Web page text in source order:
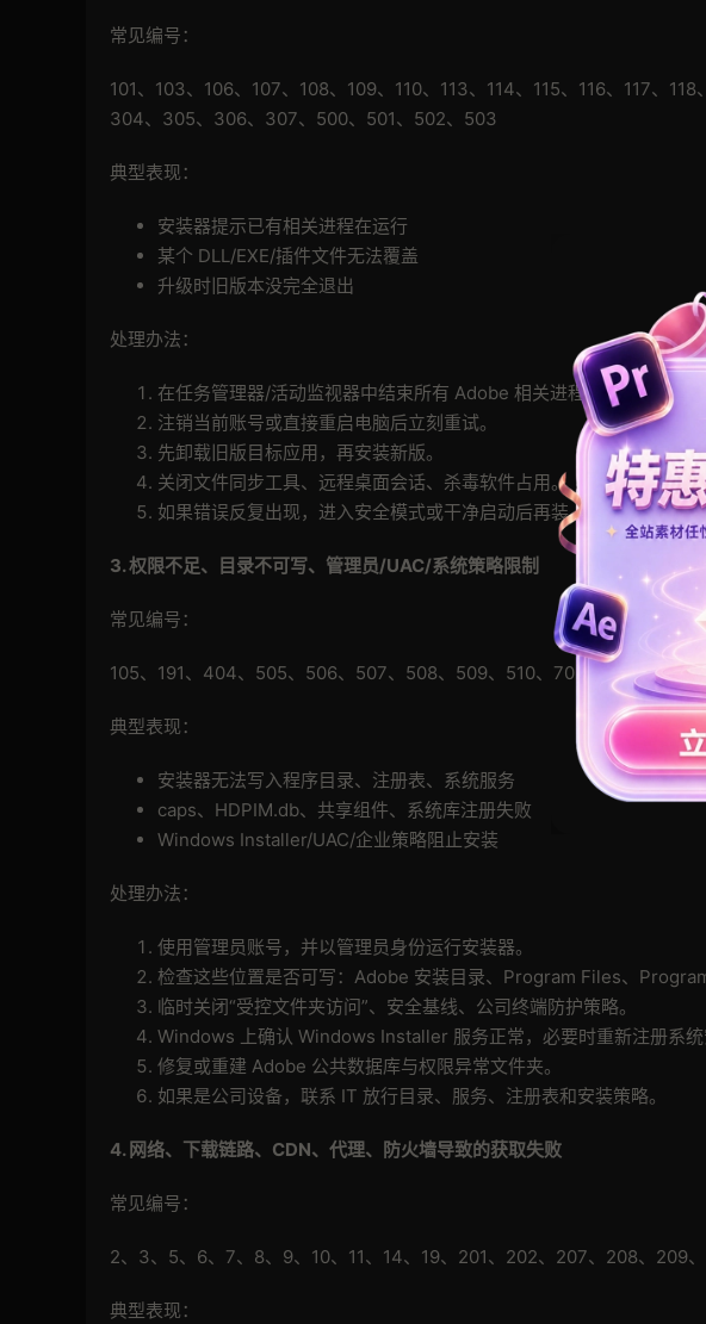
常见编号：
101、103、106、107、108、109、110、113、114、115、116、117、
304、305、306、307、500、501、502、503
典型表现：
安装器提示已有相关进程在运行
某个 DLL/EXE/插件文件无法覆盖
升级时旧版本没完全退出
处理办法：
在任务管理器/活动监视器中结束所有 Adobe 相关进程。
注销当前账号或直接重启电脑后立刻重试。
先卸载旧版目标应用，再安装新版。
关闭文件同步工具、远程桌面会话、杀毒软件占用。
如果错误反复出现，进入安全模式或干净启动后再装。
3.权限不足、目录不可写、管理员/UAC/系统策略限制
常见编号：
105、191、404、505、506、507、508、509、510、702、708、713
典型表现：
安装器无法写入程序目录、注册表、系统服务
caps、HDPIM.db、共享组件、系统库注册失败
Windows Installer/UAC/企业策略阻止安装
处理办法：
使用管理员账号，并以管理员身份运行安装器。
检查这些位置是否可写：Adobe 安装目录、Program Files、
临时关闭“受控文件夹访问”、安全基线、公司终端防护策略。
Windows 上确认 Windows Installer 服务正常，必要时重新注册系统
修复或重建 Adobe 公共数据库与权限异常文件夹。
如果是公司设备，联系 IT 放行目录、服务、注册表和安装策略。
4. 网络、下载链路、 CDN、代理、防火墙导致的获取失败
常见编号：
2、3、5、6、7、8、9、10、11、14、19、201、202、207、208、209
典型表现：